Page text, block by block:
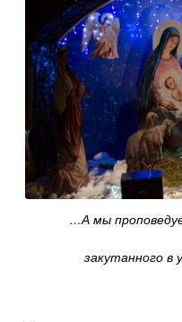
…А мы
закутанного в